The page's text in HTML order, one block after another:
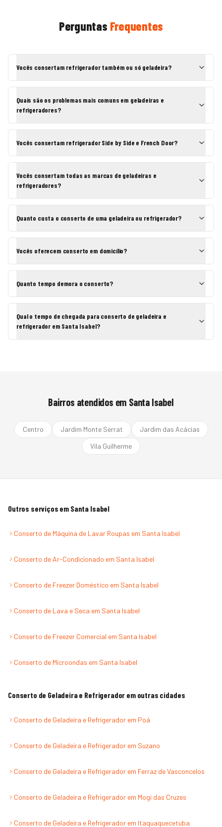
Perguntas Frequentes
Vocês consertam refrigerador também ou só geladeira?
Quais são os problemas mais comuns em geladeiras e
refrigeradores?
Vocês consertam refrigerador Side by Side e French Door?
Vocês consertam todas as marcas de geladeiras e
refrigeradores?
Quanto custa o conserto de uma geladeira ou refrigerador?
Vocês oferecem conserto em domicílio?
Quanto tempo demora o conserto?
Qual o tempo de chegada para conserto de geladeira e
refrigerador em Santa Isabel?
Bairros atendidos em Santa Isabel
Centro Jardim Monte Serrat
Jardim das Acácias
Vila Guilherme
Outros serviços em Santa Isabel
Conserto de Máquina de Lavar Roupas em Santa Isabel
Conserto de Ar-Condicionado em Santa Isabel
Conserto de Freezer Doméstico em Santa Isabel
Conserto de Lava e Seca em Santa Isabel
Conserto de Freezer Comercial em Santa Isabel
Conserto de Microondas em Santa Isabel
Conserto de Geladeira e Refrigerador em outras cidades
Conserto de Geladeira e Refrigerador em Poá
Conserto de Geladeira e Refrigerador em Suzano
Conserto de Geladeira e Refrigerador em Ferraz de Vasconcelos
Conserto de Geladeira e Refrigerador em Mogi das Cruzes
Conserto de Geladeira e Refrigerador em Itaquaquecetuba